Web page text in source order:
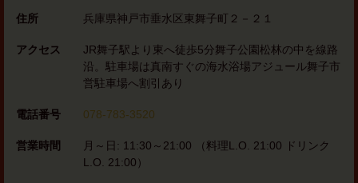
住所 兵庫県神戸市垂水区東舞子町２－２１
アクセス
JR舞子駅より東へ徒歩5分舞子公園松林の中を線路
沿。駐車場は真南すぐの海水浴場アジュール舞子市
営駐車場へ割引あり
電話番号 078-783-3520
営業時間
月～日: 11:30～21:00 （料理L.O. 21:00 ドリンク
L.O. 21:00）